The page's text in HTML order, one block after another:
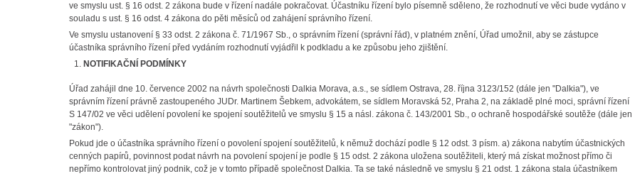
ve smyslu ust. § 16 odst. 2 zákona bude v řízení nadále pokračovat. Účastníku řízení bylo písemně sděleno, že rozhodnutí ve věci bude vydáno v
souladu s ust. § 16 odst. 4 zákona do pěti měsíců od zahájení správního řízení.
Ve smyslu ustanovení § 33 odst. 2 zákona č. 71/1967 Sb., o správním řízení (správní řád), v platném znění, Úřad umožnil, aby se zástupce
účastníka správního řízení před vydáním rozhodnutí vyjádřil k podkladu a ke způsobu jeho zjištění.
NOTIFIKAČNÍ PODMÍNKY
Úřad zahájil dne 10. července 2002 na návrh společnosti Dalkia Morava, a.s., se sídlem Ostrava, 28. října 3123/152 (dále jen "Dalkia"), ve
správním řízení právně zastoupeného JUDr. Martinem Šebkem, advokátem, se sídlem Moravská 52, Praha 2, na základě plné moci, správní řízení
S 147/02 ve věci udělení povolení ke spojení soutěžitelů ve smyslu § 15 a násl. zákona č. 143/2001 Sb., o ochraně hospodářské soutěže (dále jen
"zákon").
Pokud jde o účastníka správního řízení o povolení spojení soutěžitelů, k němuž dochází podle § 12 odst. 3 písm. a) zákona nabytím účastnických
cenných papírů, povinnost podat návrh na povolení spojení je podle § 15 odst. 2 zákona uložena soutěžiteli, který má získat možnost přímo či
nepřímo kontrolovat jiný podnik, což je v tomto případě společnost Dalkia. Ta se také následně ve smyslu § 21 odst. 1 zákona stala účastníkem